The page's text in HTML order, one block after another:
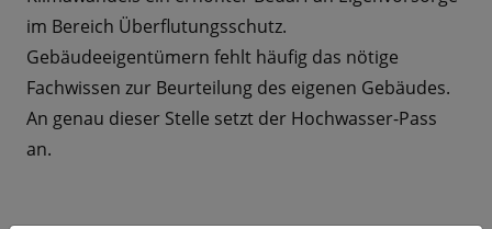
im Bereich Überflutungsschutz.
Gebäudeeigentümern fehlt häufig das nötige
Fachwissen zur Beurteilung des eigenen Gebäudes.
An genau dieser Stelle setzt der Hochwasser-Pass
an.